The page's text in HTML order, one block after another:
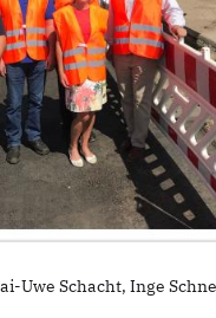
Uwe Schacht, Inge